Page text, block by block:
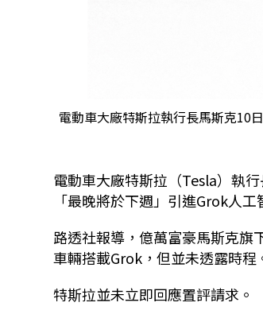
電動車大廠特斯拉執行長馬斯克10
電動車大廠特斯拉（Tesla）執
「最晚將於下週」引進Grok人
路透社報導，億萬富豪馬斯克旗
車輛搭載Grok，但並未透露時程
特斯拉並未立即回應置評請求。